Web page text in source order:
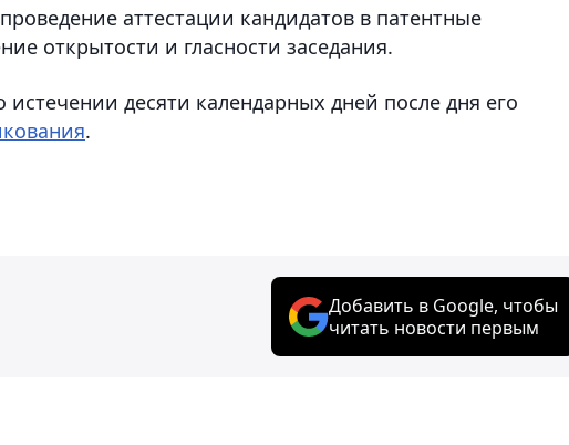
аттестации кандидатов в патентные
открытости и гласности заседания.
истечении десяти календарных дней после дня его
.
Добавить в Google, чтобы
читать новости первым